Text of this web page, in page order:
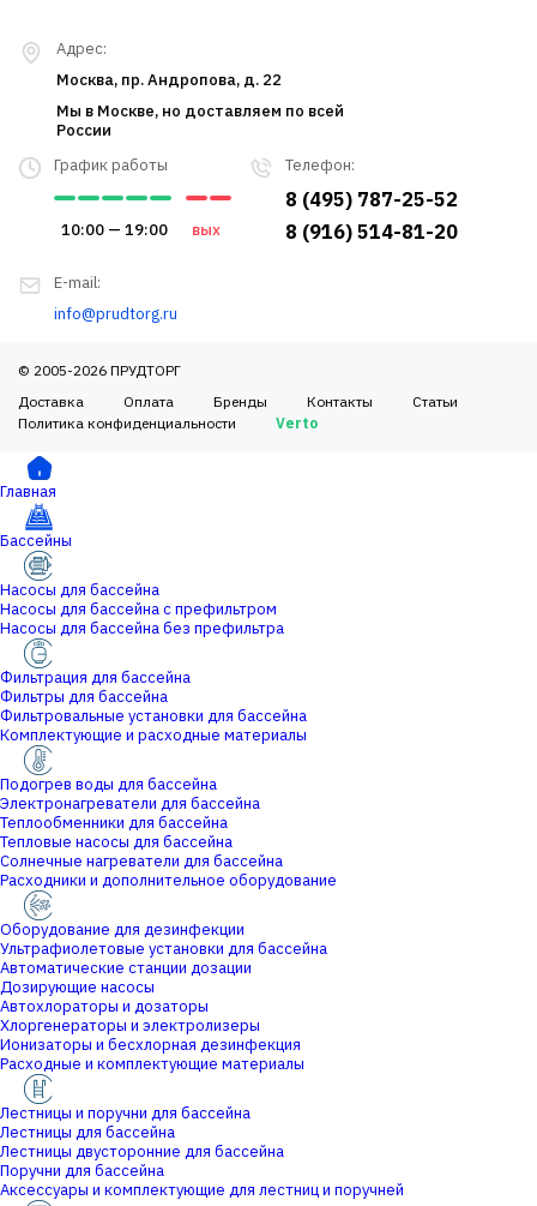
Телефон:
8 (495) 787-25-52
8 (916) 514-81-20
График работы
10:00 — 19:00 вых
E-mail:
info@prudtorg.ru
Адрес:
Москва, пр. Андропова, д. 22
Мы в Москве, но доставляем по всей
России
© 2005-2026 ПРУДТОРГ
Доставка
Оплата Бренды Контакты
Статьи
Политика конфиденциальности
Verto
Главная
Бассейны
Насосы для бассейна
Насосы для бассейна с префильтром
Насосы для бассейна без префильтра
Фильтрация для бассейна
Фильтры для бассейна
Фильтровальные установки для бассейна
Комплектующие и расходные материалы
Подогрев воды для бассейна
Электронагреватели для бассейна
Теплообменники для бассейна
Тепловые насосы для бассейна
Солнечные нагреватели для бассейна
Расходники и дополнительное оборудование
Оборудование для дезинфекции
Ультрафиолетовые установки для бассейна
Автоматические станции дозации
Дозирующие насосы
Автохлораторы и дозаторы
Хлоргенераторы и электролизеры
Ионизаторы и бесхлорная дезинфекция
Расходные и комплектующие материалы
Лестницы и поручни для бассейна
Лестницы для бассейна
Лестницы двусторонние для бассейна
Поручни для бассейна
Аксессуары и комплектующие для лестниц и поручней